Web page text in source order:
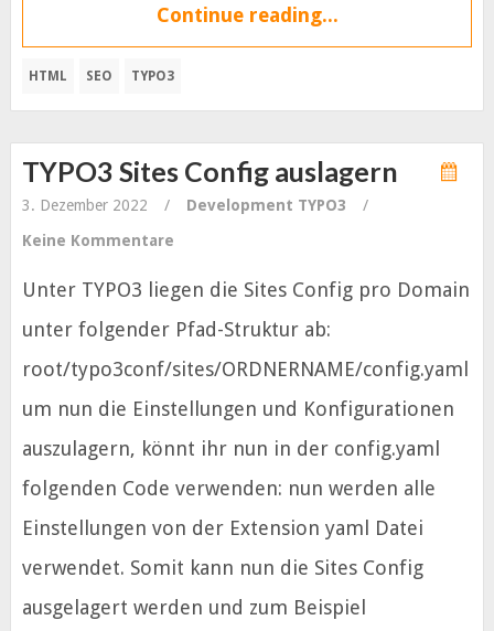
Continue reading...
HTML SEO TYPO3
TYPO3 Sites Config auslagern
3. Dezember 2022 / Development TYPO3
/
Keine Kommentare
Unter TYPO3 liegen die Sites Config pro Domain
unter folgender Pfad-Struktur ab:
root/typo3conf/sites/ORDNERNAME/config.yaml
um nun die Einstellungen und Konfigurationen
auszulagern, könnt ihr nun in der config.yaml
folgenden Code verwenden: nun werden alle
Einstellungen von der Extension yaml Datei
verwendet. Somit kann nun die Sites Config
ausgelagert werden und zum Beispiel